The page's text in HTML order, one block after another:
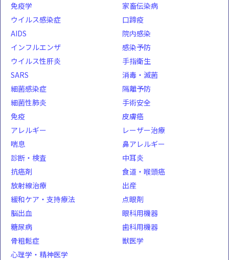
免疫学
ウイルス感染症
AIDS
インフルエンザ
ウイルス性肝炎
SARS
細菌感染症
細菌性肺炎
家畜伝染病
口蹄疫
院内感染
感染予防
手指衛生
消毒・滅菌
隔離予防
手術安全
免疫
アレルギー
喘息
診断・検査
抗癌剤
放射線治療
緩和ケア・支持療法
脳出血
糖尿病
骨粗鬆症
皮膚癌
レーザー治療
鼻アレルギー
中耳炎
食道・喉頭癌
出産
点眼剤
眼科用機器
歯科用機器
獣医学
心理学・精神医学